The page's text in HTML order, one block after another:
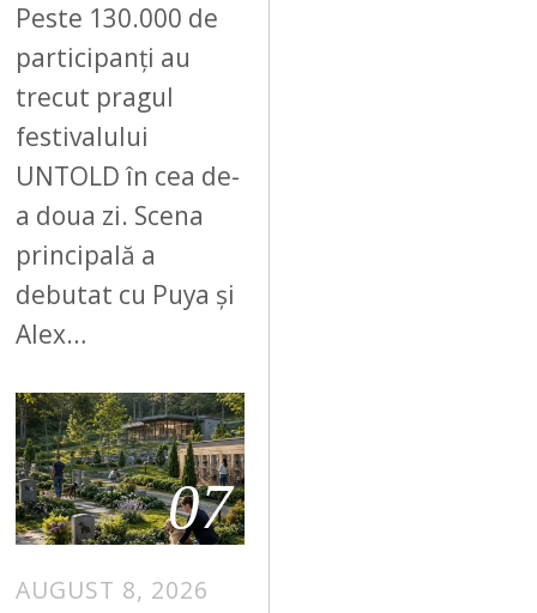
Peste 130.000 de
participanți au
trecut pragul
festivalului
UNTOLD în cea de-
a doua zi. Scena
principală a
debutat cu Puya și
Alex…
07
AUGUST 8, 2026